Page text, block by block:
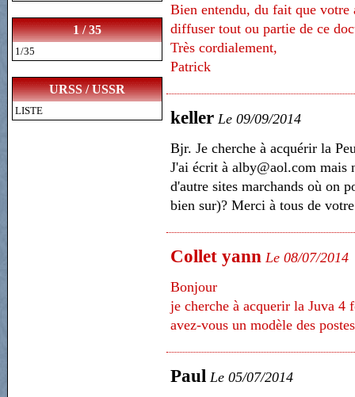
1 / 35
1/35
URSS / USSR
LISTE
Bien entendu, du fait que votre
diffuser tout ou partie de ce
Très cordialement,
Patrick
keller Le 09/09/2014
Bjr. Je cherche à acquérir la
J'ai écrit à alby@aol.com mais
d'autre sites marchands où on
bien sur)? Merci à tous de
Collet yann Le 08/07/2014
Bonjour
je cherche à acquerir la Juva 4
avez-vous un modèle des
Paul Le 05/07/2014